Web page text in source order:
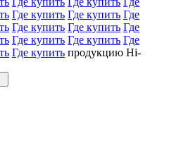
Где купить Где купить Где
Где купить Где купить Где
Где купить Где купить Где
Где купить продукцию Hi-